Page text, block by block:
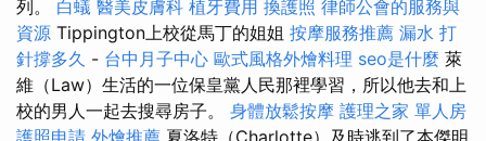
列。 白蟻 醫美皮膚科 植牙費用 換護照 律師公會的服務與
資源 Tippington上校從馬丁的姐姐 按摩服務推薦 漏水 打
針撐多久 - 台中月子中心 歐式風格外燴料理 seo是什麼 萊
維（Law）生活的一位保皇黨人民那裡學習，所以他去和上
校的男人一起去搜尋房子。 身體放鬆按摩 護理之家 單人房
護照申請 外燴推薦 夏洛特（Charlotte）及時逃到了本傑明